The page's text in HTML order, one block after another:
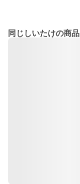
同じしいたけの商品